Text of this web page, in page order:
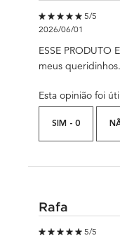
5 out of 5 stars.
5/5
2026/06/01
ESSE PRODUTO
meus queridinhos.
Esta opinião foi
SIM - 0
Rafa
5 out of 5 stars.
5/5